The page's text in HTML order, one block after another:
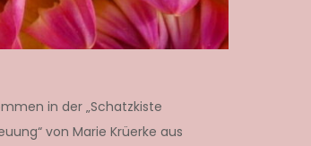
in der „Schatzkiste
von Marie Krüerke aus